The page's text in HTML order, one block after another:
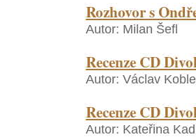
Rozhovor s
Autor: Milan Šefl
Recenze CD
Autor: Václav
Recenze CD
Autor: Kateřina